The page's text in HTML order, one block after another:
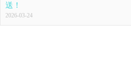
送！
2026-03-24